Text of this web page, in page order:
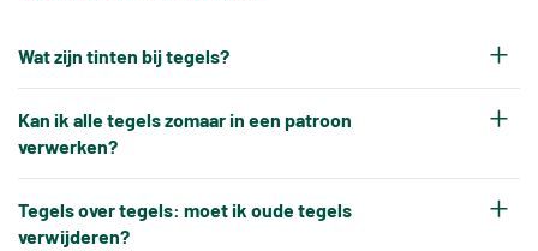
Wat zijn tinten bij tegels?
een eigen tintnummer. Omdat keramische tegels
een natuurproduct zijn en onder hoge
temperaturen worden gebakken, ontstaat er altijd
een klein kleurverschil tussen verschillende
Kan ik alle tegels zomaar in een patroon
verwerken?
gewenst patroon worden verwerkt.
Tegels over tegels: moet ik oude tegels
verwijderen?